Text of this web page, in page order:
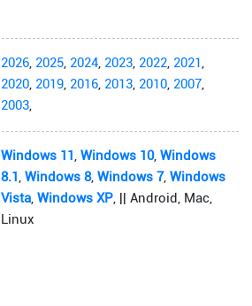
2026, 2025, 2024, 2023, 2022, 2021,
2020, 2019, 2016, 2013, 2010, 2007,
2003,
Windows 11,Windows 10,Windows
8.1,Windows 8,Windows 7,Windows
Vista,Windows XP, || Android, Mac,
Linux